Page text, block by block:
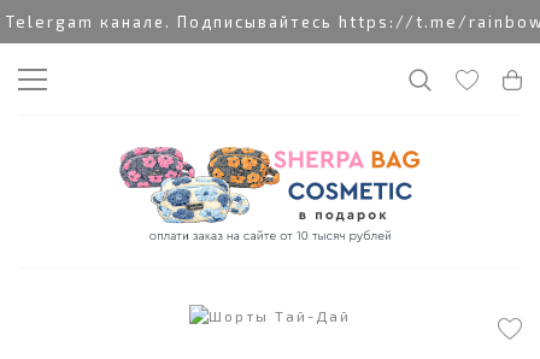
канале. Подписывайтесь https://t.me/